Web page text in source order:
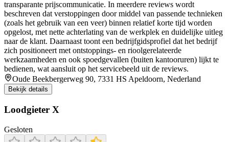
transparante prijscommunicatie. In meerdere reviews wordt
beschreven dat verstoppingen door middel van passende technieken
(zoals het gebruik van een veer) binnen relatief korte tijd worden
opgelost, met nette achterlating van de werkplek en duidelijke uitleg
naar de klant. Daarnaast toont een bedrijfgidsprofiel dat het bedrijf
zich positioneert met ontstoppings- en rioolgerelateerde
werkzaamheden en ook spoedgevallen (buiten kantooruren) lijkt te
bedienen, wat aansluit op het servicebeeld uit de reviews.
Oude Beekbergerweg 90, 7331 HS Apeldoorn, Nederland
Bekijk details
Loodgieter X
Gesloten